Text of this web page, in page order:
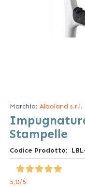
galleria
di
immagini
Marchio: Alboland s.r.l.
Stampelle
Codice Prodotto
5,0/5